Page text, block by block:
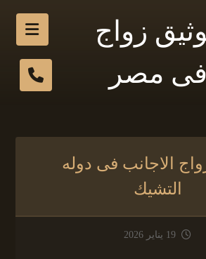
زواج
فى مصر
الاجانب فى دوله
التشيك
19 يناير 2026